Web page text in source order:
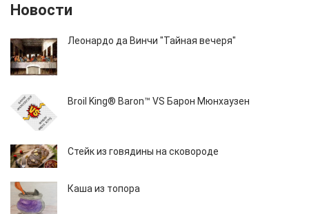
Новости
Леонардо да Винчи "Тайная вечеря"
Broil King® Baron™ VS Барон Мюнхаузен
Стейк из говядины на сковороде
Каша из топора